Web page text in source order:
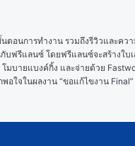
อนการทำงาน รวมถึงรีวิวและควา
บฟรีแลนซ์ โดยฟรีแลนซ์จะสร้างใ
มบายแบงค์กิ้ง และจ่ายด้วย
อใจในผลงาน “ขอแก้ไขงาน